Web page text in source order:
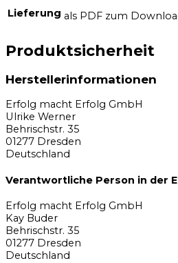
Lieferung als PDF zum
Produktsicherheit
Herstellerinformationen
Erfolg macht Erfolg GmbH
Ulrike Werner
Behrischstr. 35
01277 Dresden
Deutschland
Verantwortliche Person in der
Erfolg macht Erfolg GmbH
Kay Buder
Behrischstr. 35
01277 Dresden
Deutschland